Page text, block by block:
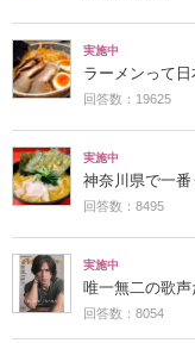
実施中
ラーメンって
回答数：19625
実施中
神奈川県で一
回答数：8495
実施中
唯一無二の歌声
回答数：8054